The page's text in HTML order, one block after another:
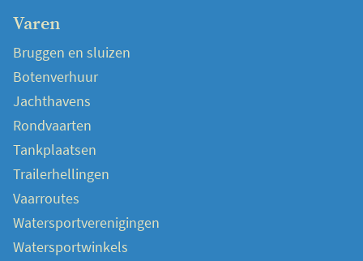
Varen
Bruggen en sluizen
Botenverhuur
Jachthavens
Rondvaarten
Tankplaatsen
Trailerhellingen
Vaarroutes
Watersportverenigingen
Watersportwinkels